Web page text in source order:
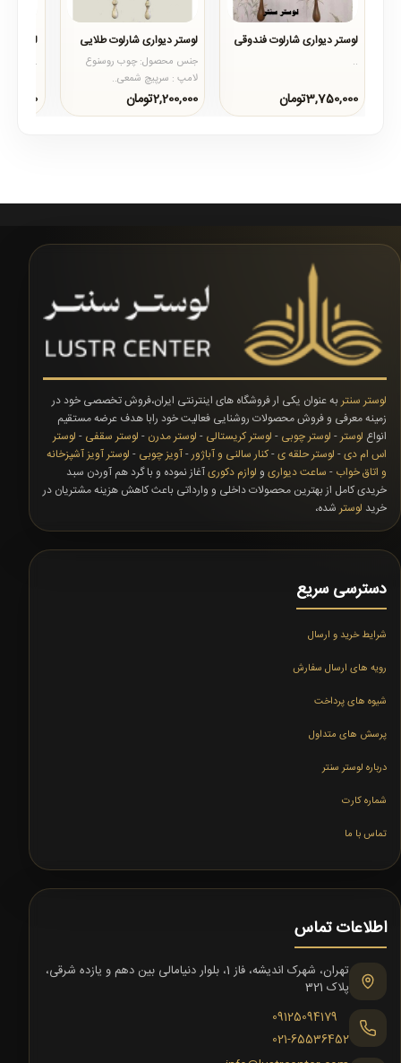
لوستر دیواری شارلوت فندوقی
..
3,750,000تومان
لوستر دیواری شارلوت طلایی
جنس محصول: چوب روسنوع
لامپ : سرپیچ شمعی..
2,200,000تومان
لوستر
..
لوستر سنتر به عنوان یکی ار فروشگاه های اینترنتی ایران،فروش تخصصی خود در
زمینه معرفی و فروش محصولات روشنایی فعالیت خود رابا هدف عرضه مستقیم
انواع لوستر - لوستر چوبی - لوستر کریستالی - لوستر مدرن - لوستر سقفی - لوستر
اس ام دی- لوستر حلقه ی-کنار سالنی و آباژور-آویز چوبی - لوستر آویز آشپزخانه
و اتاق خواب - ساعت دیواری و لوازم دکوریآغاز نموده و با گرد هم آوردن سبد
خریدی کامل از بهترین محصولات داخلی و وارداتی باعث کاهش هزینه مشتریان در
خرید لوستر شده،
دسترسی سریع
شرایط خرید و ارسال
رویه های ارسال سفارش
شیوه های پرداخت
پرسش های متداول
درباره لوستر سنتر
شماره کارت
تماس با ما
اطلاعات تماس
تهران، شهرک اندیشه، فاز 1، بلوار دنیامالی بین دهم و یازده شرقی،
پلاک 321
09125094179
021-65536452